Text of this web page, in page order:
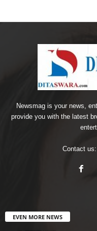
Newsmag is your news,
provide you with the latest
Contact us:
EVEN MORE NEWS